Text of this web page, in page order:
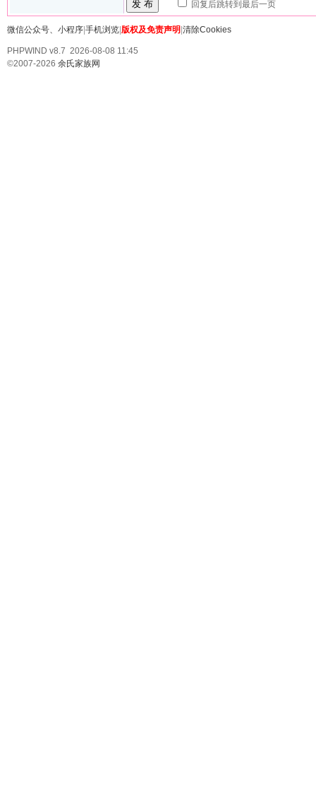
发 布 回复后跳转到最后一页
微信公众号、小程序 手机浏览 版权及免责声明 清除Cookies
PHPWIND v8.7 2026-08-08 11:45
©2007-2026 余氏家族网